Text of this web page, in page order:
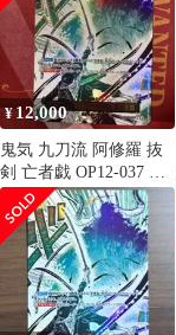
¥12,000
鬼気 九刀流 阿修羅 抜
剣 亡者戯 OP12-037 R
パラレル ゾロ ワンピ